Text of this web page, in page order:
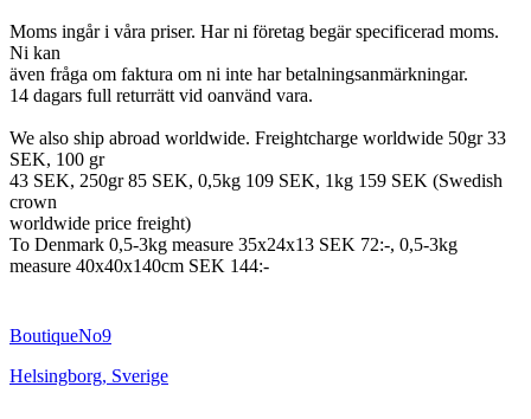
Moms ingår i våra priser. Har ni företag begär specificerad moms.
Ni kan
även fråga om faktura om ni inte har betalningsanmärkningar.
14 dagars full returrätt vid oanvänd vara.
We also ship abroad worldwide. Freightcharge worldwide 50gr 33
SEK, 100 gr
43 SEK, 250gr 85 SEK, 0,5kg 109 SEK, 1kg 159 SEK (Swedish
crown
worldwide price freight)
To Denmark 0,5-3kg measure 35x24x13 SEK 72:-, 0,5-3kg
measure 40x40x140cm SEK 144:-
BoutiqueNo9
Helsingborg, Sverige